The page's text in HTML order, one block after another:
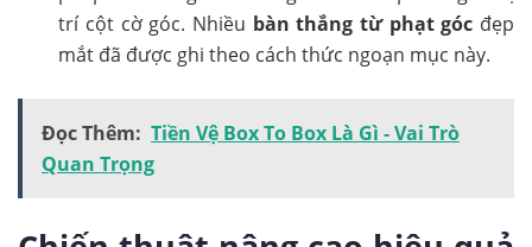
trí cột cờ góc. Nhiều bàn thắng từ phạt góc đẹp
mắt đã được ghi theo cách thức ngoạn mục này.
Đọc Thêm: Tiền Vệ Box To Box Là Gì - Vai Trò
Quan Trọng